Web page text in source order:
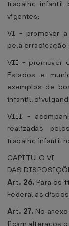
trabalho infantil
vigentes;
VI - promover a
pela erradicação
VII - promover
Estados e
exemplos de
infantil,
VIII -
realizadas
trabalho infantil
CAPÍTULO VI
DAS
Art. 26. Para os
Federal as
Art. 27. No
ficam alterados